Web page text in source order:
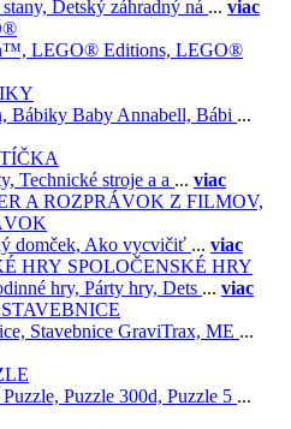
Detský záhradný ná ... viac
LEGO® Editions, LEGO®
Bábiky Baby Annabell, Bábi ...
Technické stroje a a ... viac
Z FILMOV,
domček, Ako vycvičiť ... viac
SPOLOČENSKÉ HRY
hry, Párty hry, Dets ... viac
STAVEBNICE
Stavebnice GraviTrax, ME ...
Puzzle 300d, Puzzle 5 ...